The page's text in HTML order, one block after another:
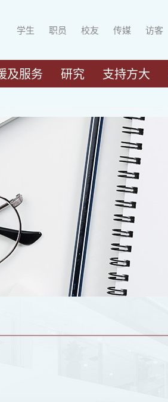
学生 职员 校友 传媒 访客
及服务 研究 支持方大